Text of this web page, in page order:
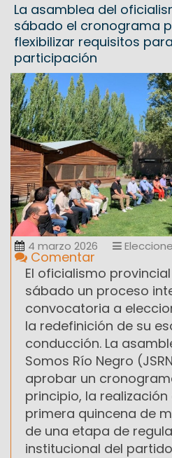
La asamblea del
sábado el cronograma
flexibilizar requisitos
participación
4 marzo 2026
Comentar
El oficialismo
sábado un proceso
convocatoria a
la redefinición de su
conducción. La
Somos Río Negro
aprobar un
principio, la
primera quincena de
de una etapa de
institucional del